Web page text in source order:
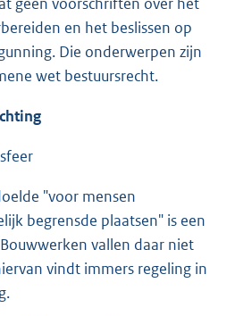
en het beslissen op
Die onderwerpen zijn
wet bestuursrecht.
"voor mensen
begrensde plaatsen" is een
vallen daar niet
vindt immers regeling in